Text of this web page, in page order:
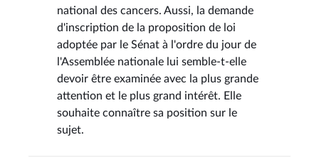
national des cancers. Aussi, la demande
d'inscription de la proposition de loi
adoptée par le Sénat à l'ordre du jour de
l'Assemblée nationale lui semble-t-elle
devoir être examinée avec la plus grande
attention et le plus grand intérêt. Elle
souhaite connaître sa position sur le
sujet.